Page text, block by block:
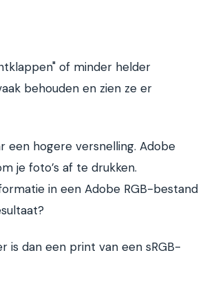
of minder helder
behouden en zien ze er
een hogere versnelling. Adobe
je foto’s af te drukken.
in een Adobe RGB-bestand
is dan een print van een sRGB-